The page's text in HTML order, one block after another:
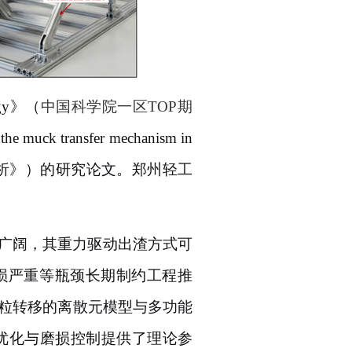
》（ 中国科学院一区TOP期
muck transfer mechanism in
》）的研究论文。郑州轻工
阔，其重力驱动出渣方式可
严重等瓶颈长期制约工程推
转移的离散元模型与多功能
化与磨损控制提供了理论参